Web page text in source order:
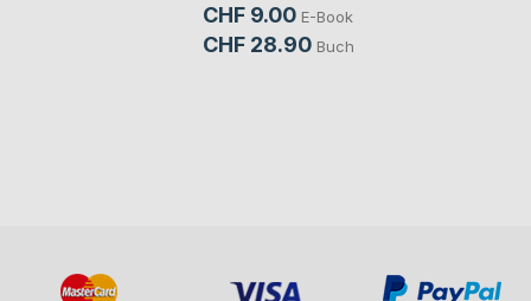
CHF 9.00 E-Book
CHF 28.90 Buch